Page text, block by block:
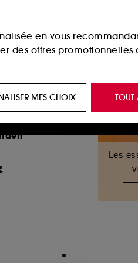
Les
en vous
des offres promotionnelles
vous plaire via des
navigation sur notre site
fraudes aux moyens de
TOUT
MES CHOIX